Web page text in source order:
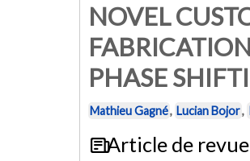
NOVEL
PHASE
Mathieu Gagné, Lucian Bojor,
Article de